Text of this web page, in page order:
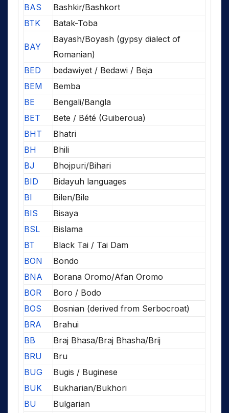
BAS
Bashkir/Bashkort
BTK
Batak-Toba
BAY
Bayash/Boyash (gypsy dialect of
Romanian)
BED
bedawiyet / Bedawi / Beja
BEM
Bemba
BE
Bengali/Bangla
BET
Bete / Bété (Guiberoua)
BHT
Bhatri
BH
Bhili
BJ
Bhojpuri/Bihari
BID
Bidayuh languages
BI
Bilen/Bile
BIS
Bisaya
BSL
Bislama
BT
Black Tai / Tai Dam
BON
Bondo
BNA
Borana Oromo/Afan Oromo
BOR
Boro / Bodo
BOS
Bosnian (derived from Serbocroat)
BRA
Brahui
BB
Braj Bhasa/Braj Bhasha/Brij
BRU
Bru
BUG
Bugis / Buginese
BUK
Bukharian/Bukhori
BU
Bulgarian